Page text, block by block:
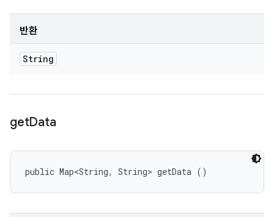
반환
String
getData
public Map<String, String> getData ()